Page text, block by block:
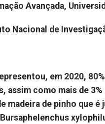
Avançada,
Nacional de
em 2020,
assim como mais de
madeira de pinho que